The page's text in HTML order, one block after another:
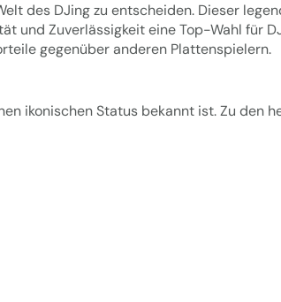
des DJing zu entscheiden. Dieser
und Zuverlässigkeit eine Top-Wahl für
gegenüber anderen Plattenspielern.
ikonischen Status bekannt ist. Zu den